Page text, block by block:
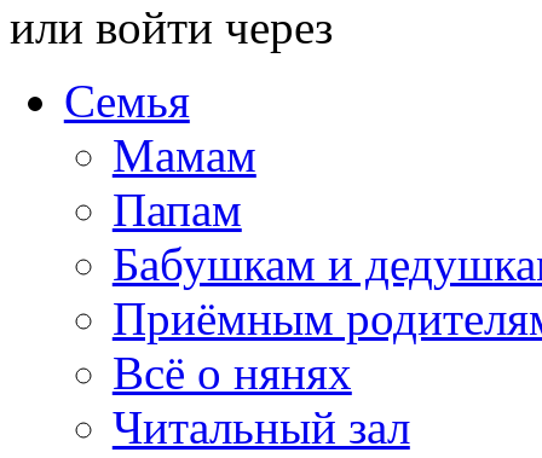
или войти через
Семья
Мамам
Папам
Бабушкам и
Приёмным
Всё о нянях
Читальный зал